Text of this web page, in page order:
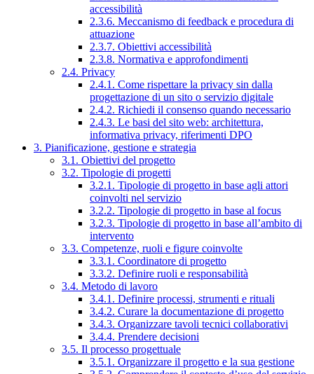
accessibilità
2.3.6. Meccanismo di feedback e procedura di
attuazione
2.3.7. Obiettivi accessibilità
2.3.8. Normativa e approfondimenti
2.4. Privacy
2.4.1. Come rispettare la privacy sin dalla
progettazione di un sito o servizio digitale
2.4.2. Richiedi il consenso quando necessario
2.4.3. Le basi del sito web: architettura,
informativa privacy, riferimenti DPO
3. Pianificazione, gestione e strategia
3.1. Obiettivi del progetto
3.2. Tipologie di progetti
3.2.1. Tipologie di progetto in base agli attori
coinvolti nel servizio
3.2.2. Tipologie di progetto in base al focus
3.2.3. Tipologie di progetto in base all’ambito di
intervento
3.3. Competenze, ruoli e figure coinvolte
3.3.1. Coordinatore di progetto
3.3.2. Definire ruoli e responsabilità
3.4. Metodo di lavoro
3.4.1. Definire processi, strumenti e rituali
3.4.2. Curare la documentazione di progetto
3.4.3. Organizzare tavoli tecnici collaborativi
3.4.4. Prendere decisioni
3.5. Il processo progettuale
3.5.1. Organizzare il progetto e la sua gestione